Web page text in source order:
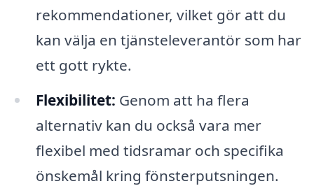
rekommendationer, vilket gör att du
kan välja en tjänsteleverantör som har
ett gott rykte.
Flexibilitet: Genom att ha flera
alternativ kan du också vara mer
flexibel med tidsramar och specifika
önskemål kring fönsterputsningen.